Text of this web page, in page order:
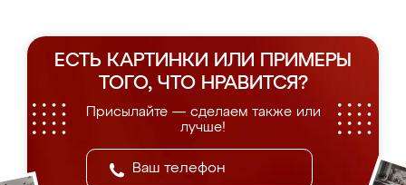
ЕСТЬ КАРТИНКИ ИЛИ ПРИМЕРЫ
ТОГО, ЧТО НРАВИТСЯ?
Присылайте — сделаем также или
лучше!